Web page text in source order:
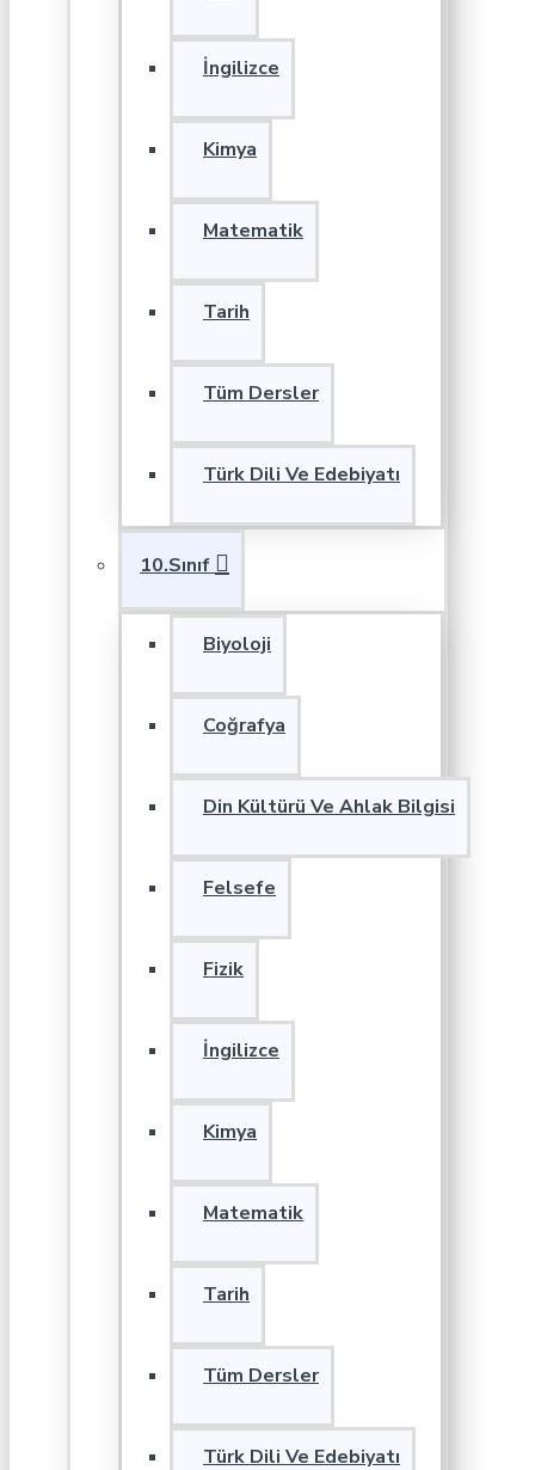
İngilizce
Kimya
Matematik
Tarih
Tüm Dersler
Türk Dili Ve Edebiyatı
10.Sınıf
Biyoloji
Coğrafya
Din Kültürü Ve Ahlak Bilgisi
Felsefe
Fizik
İngilizce
Kimya
Matematik
Tarih
Tüm Dersler
Türk Dili Ve Edebiyatı